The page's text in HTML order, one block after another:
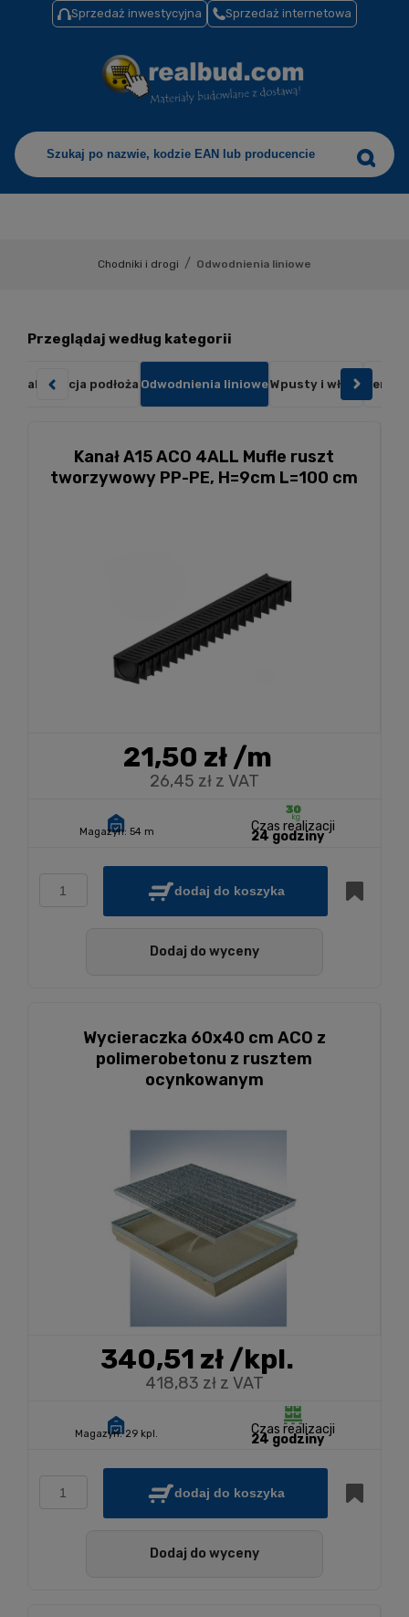
Sprzedaż inwestycyjna Sprzedaż internetowa
Chodniki i drogi / Odwodnienia liniowe
Przeglądaj według kategorii
Stabilizacja podłoża Odwodnienia linioweWpusty i włazy
Kanał A15 ACO 4ALL Mufle ruszt
tworzywowy PP-PE, H=9cm L=100 cm
21,50 zł/m
26,45 zł z VAT
Magazyn: 54 m Czas realizacji
24 godziny
dodaj do koszyka
Dodaj do wyceny
Wycieraczka 60x40 cm ACO z
polimerobetonu z rusztem
ocynkowanym
340,51 zł/kpl.
418,83 zł z VAT
Magazyn: 29 kpl. Czas realizacji
24 godziny
dodaj do koszyka
Dodaj do wyceny